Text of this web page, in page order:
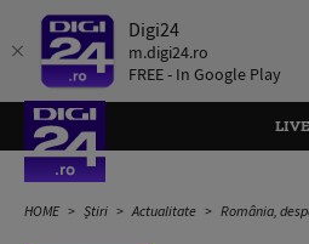
Digi24
m.digi24.ro
FREE - In Google Play
HOME Știri Actualitate România, despăgubită de Olanda cu